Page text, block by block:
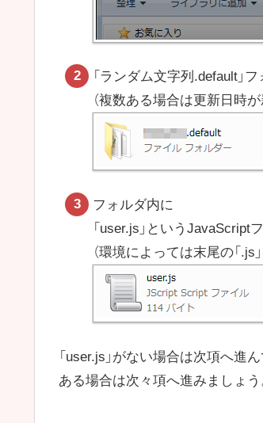
「ランダム文字列.default」
（複数ある場合は更新日時
フォルダ内に
「user.js」というJavaScript
（環境によっては末尾の「.js
「user.js」がない場合は次項へ進ん
ある場合は次々項へ進みましょう